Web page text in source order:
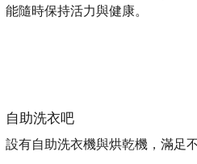
】
送往高鐵桃園站，不提供
箱，超出每件加收 NT$200。
Jan 1, 2026】
能隨時保持活力與健康。
自助洗衣吧
設有自助洗衣機與烘乾機，滿足